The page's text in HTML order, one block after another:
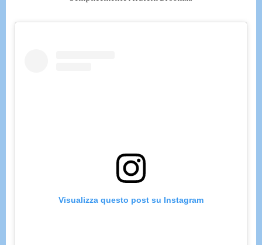
Visualizza questo post su Instagram